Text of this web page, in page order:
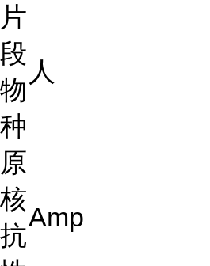
片
段
物
种
人
原
核
抗
Amp